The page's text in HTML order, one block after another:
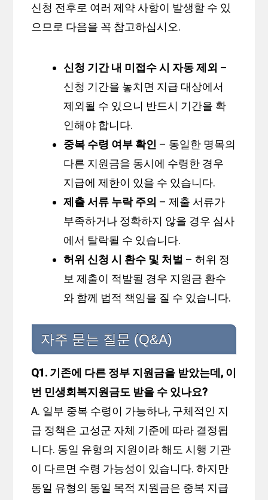
신청 전후로 여러 제약 사항이 발생할 수 있
으므로 다음을 꼭 참고하십시오.
신청 기간 내 미접수 시 자동 제외 –
신청 기간을 놓치면 지급 대상에서
제외될 수 있으니 반드시 기간을 확
인해야 합니다.
중복 수령 여부 확인 – 동일한 명목의
다른 지원금을 동시에 수령한 경우
지급에 제한이 있을 수 있습니다.
제출 서류 누락 주의 – 제출 서류가
부족하거나 정확하지 않을 경우 심사
에서 탈락될 수 있습니다.
허위 신청 시 환수 및 처벌 – 허위 정
보 제출이 적발될 경우 지원금 환수
와 함께 법적 책임을 질 수 있습니다.
자주 묻는 질문 (Q&A)
Q1. 기존에 다른 정부 지원금을 받았는데, 이
번 민생회복지원금도 받을 수 있나요?
A. 일부 중복 수령이 가능하나, 구체적인 지
급 정책은 고성군 자체 기준에 따라 결정됩
니다. 동일 유형의 지원이라 해도 시행 기관
이 다르면 수령 가능성이 있습니다. 하지만
동일 유형의 동일 목적 지원금은 중복 지급